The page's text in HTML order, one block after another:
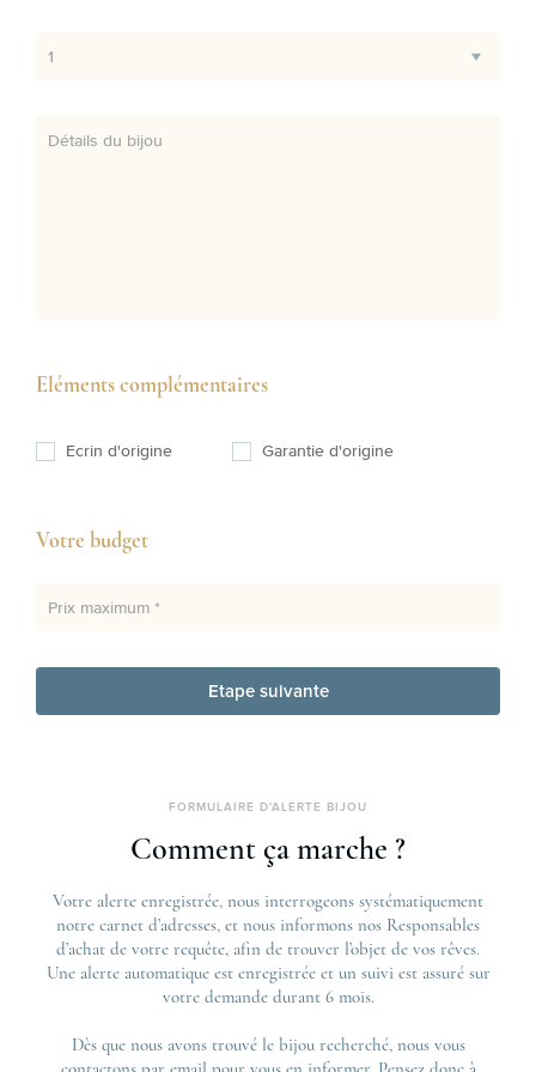
1
Détails du bijou
Eléments complémentaires
Ecrin d'origine Garantie d'origine
Votre budget
Prix maximum *
Etape suivante
FORMULAIRE D'ALERTE BIJOU
Comment ça marche ?
Votre alerte enregistrée, nous interrogeons systématiquement
notre carnet d’adresses, et nous informons nos Responsables
d’achat de votre requête, afin de trouver l’objet de vos rêves.
Une alerte automatique est enregistrée et un suivi est assuré sur
votre demande durant 6 mois.
Dès que nous avons trouvé le bijou recherché, nous vous